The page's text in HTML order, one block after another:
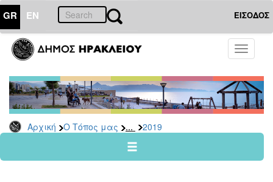
GR EN ΕΙΣΟΔΟΣ
Toggle
Αρχική Ο Τόπος μας ... 2019
ΤΟΠΟΣ
ΜΑΣ
Ανακοινώσεις
Αρχείο
2026
2024